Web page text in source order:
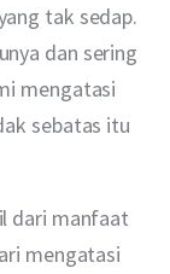
tak sedap.
dan sering
mengatasi
sebatas itu
dari manfaat
mengatasi